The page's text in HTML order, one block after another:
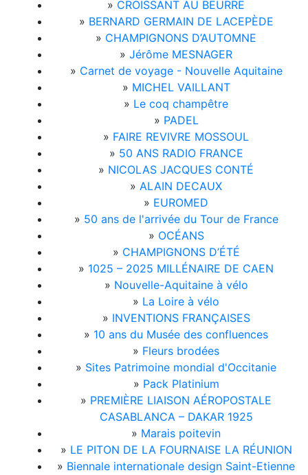
» CROISSANT AU BEURRE
» BERNARD GERMAIN DE LACEPÈDE
» CHAMPIGNONS D’AUTOMNE
» Jérôme MESNAGER
» Carnet de voyage - Nouvelle Aquitaine
» MICHEL VAILLANT
» Le coq champêtre
» PADEL
» FAIRE REVIVRE MOSSOUL
» 50 ANS RADIO FRANCE
» NICOLAS JACQUES CONTÉ
» ALAIN DECAUX
» EUROMED
» 50 ans de l'arrivée du Tour de France
» OCÉANS
» CHAMPIGNONS D’ÉTÉ
» 1025 – 2025 MILLÉNAIRE DE CAEN
» Nouvelle-Aquitaine à vélo
» La Loire à vélo
» INVENTIONS FRANÇAISES
» 10 ans du Musée des confluences
» Fleurs brodées
» Sites Patrimoine mondial d'Occitanie
» Pack Platinium
» PREMIÈRE LIAISON AÉROPOSTALE
CASABLANCA – DAKAR 1925
» Marais poitevin
» LE PITON DE LA FOURNAISE LA RÉUNION
» Biennale internationale design Saint-Etienne